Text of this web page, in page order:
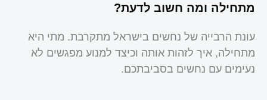
מתחילה ומה חשוב לדעת?
עונת הרבייה של נחשים בישראל מתקרבת. מתי היא
מתחילה, איך לזהות אותה וכיצד למנוע מפגשים לא
נעימים עם נחשים בסביבתכם.